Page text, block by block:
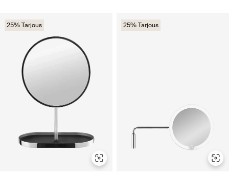
25% Tarjous 25% Tarjous